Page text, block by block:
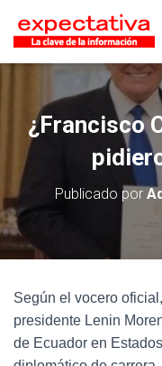
¿Francisco
Publicado por
Según el vocero
presidente Lenin
de Ecuador en